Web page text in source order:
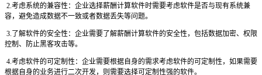
2.考虑系统的兼容性：企业选择薪酬计算软件时需要考虑软件是否与现有系统兼
容，避免造成数据不一致或者数据丢失等问题。
3.了解软件的安全性：企业需要了解薪酬计算软件的安全性，包括数据加密、权限
控制、防止黑客攻击等。
4.考虑软件的可定制性：企业需要根据自身的需求考虑软件的可定制性，如果需要
根据自身的业务进行二次开发，则需要选择可定制性强的软件。